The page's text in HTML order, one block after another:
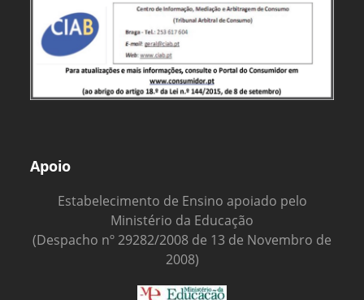
Apoio
Estabelecimento de Ensino apoiado pelo
Ministério da Educação
(Despacho nº 29282/2008 de 13 de Novembro de
2008)